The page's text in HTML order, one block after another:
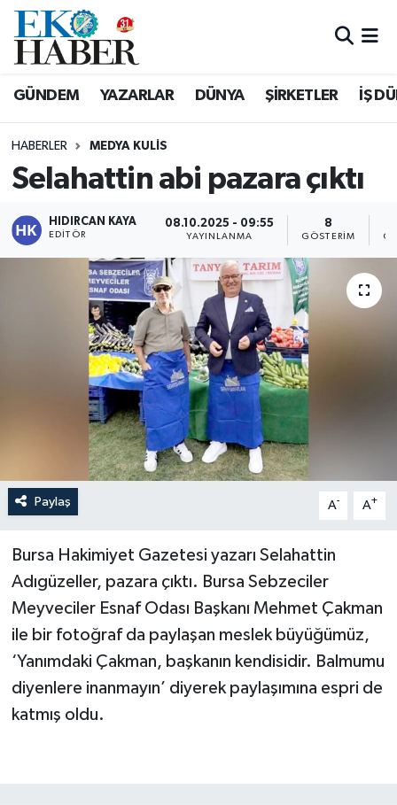
GÜNDEM YAZARLAR DÜNYA ŞİRKETLER İŞ
HABERLER MEDYA KULIS
Selahattin abi pazara çıktı
HIDIRCAN KAYA
EDITÖR
08.10.2025 - 09:55
YAYINLANMA
8
GÖSTERIM
Paylaş A- A+
Bursa Hakimiyet Gazetesi yazarı Selahattin
Adıgüzeller, pazara çıktı. Bursa Sebzeciler
Meyveciler Esnaf Odası Başkanı Mehmet Çakman
ile bir fotoğraf da paylaşan meslek büyüğümüz,
‘Yanımdaki Çakman, başkanın kendisidir. Balmumu
diyenlere inanmayın’ diyerek paylaşımına espri de
katmış oldu.
Hava Durumu
Haber Arşivi